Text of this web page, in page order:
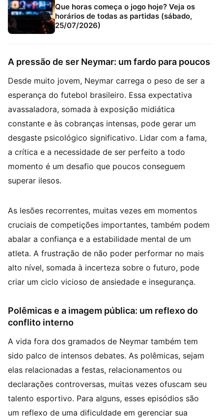
Que horas começa o jogo hoje? Veja os
horários de todas as partidas (sábado,
25/07/2026)
A pressão de ser Neymar: um fardo para poucos
Desde muito jovem, Neymar carrega o peso de ser a
esperança do futebol brasileiro. Essa expectativa
avassaladora, somada à exposição midiática
constante e às cobranças intensas, pode gerar um
desgaste psicológico significativo. Lidar com a fama,
a crítica e a necessidade de ser perfeito a todo
momento é um desafio que poucos conseguem
superar ilesos.
As lesões recorrentes, muitas vezes em momentos
cruciais de competições importantes, também podem
abalar a confiança e a estabilidade mental de um
atleta. A frustração de não poder performar no mais
alto nível, somada à incerteza sobre o futuro, pode
criar um ciclo vicioso de ansiedade e insegurança.
Polêmicas e a imagem pública: um reflexo do
conflito interno
A vida fora dos gramados de Neymar também tem
sido palco de intensos debates. As polêmicas, sejam
elas relacionadas a festas, relacionamentos ou
declarações controversas, muitas vezes ofuscam seu
talento esportivo. Para alguns, esses episódios são
um reflexo de uma dificuldade em gerenciar sua